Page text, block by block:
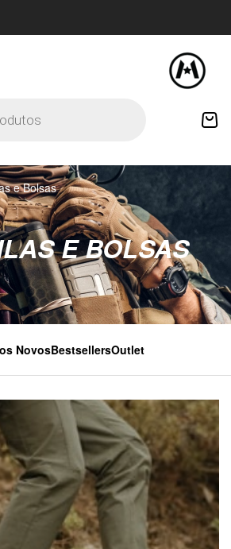
E BOLSAS
e Bolsas
NovosBestsellersOutlet